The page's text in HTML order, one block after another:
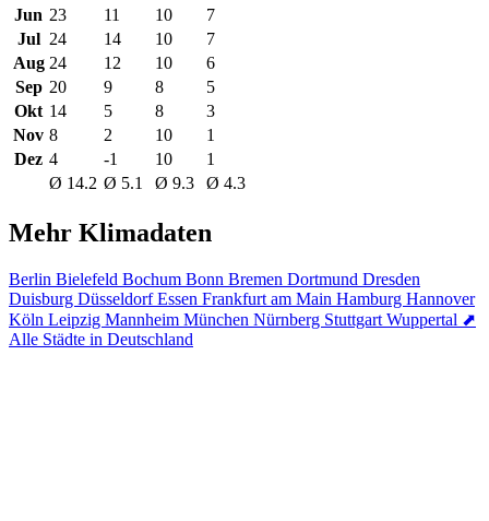
Jun 23 11 10
7
Jul 24 14 10
7
Aug 24 12 10
6
Sep 20 9 8
5
Okt 14 5 8
3
Nov 8 2 10
1
Dez 4 -1 10
1
Ø 14.2 Ø 5.1 Ø 9.3 Ø 4.3
Mehr Klimadaten
Berlin Bielefeld Bochum Bonn Bremen Dortmund Dresden
Duisburg DüsseldorfEssen Frankfurt am Main Hamburg Hannover
Köln Leipzig Mannheim München Nürnberg Stuttgart Wuppertal ⬈
Alle Städte in Deutschland